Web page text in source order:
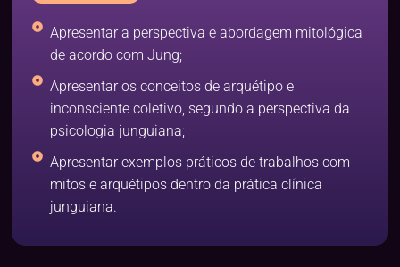
Apresentar a perspectiva e abordagem mitológica
de acordo com Jung;
Apresentar os conceitos de arquétipo e
inconsciente coletivo, segundo a perspectiva da
psicologia junguiana;
Apresentar exemplos práticos de trabalhos com
mitos e arquétipos dentro da prática clínica
junguiana.